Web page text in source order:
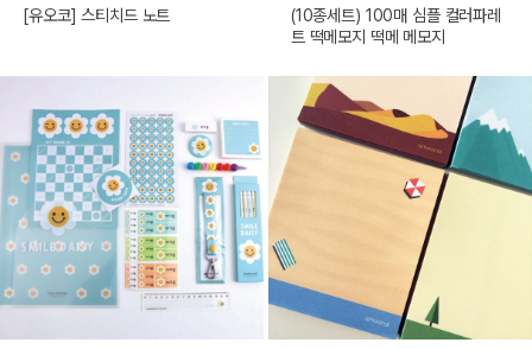
[유오코] 스티치드 노트
(10종세트) 100매 심플 컬러파레
트 떡메모지 떡메 메모지